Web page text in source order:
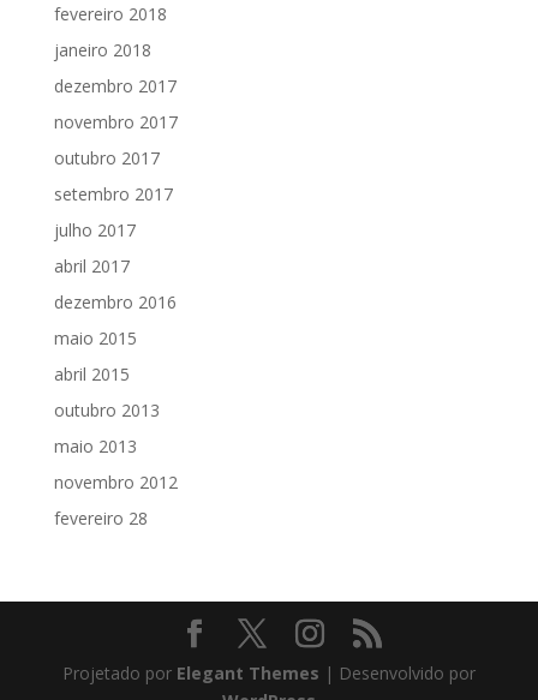
fevereiro 2018
janeiro 2018
dezembro 2017
novembro 2017
outubro 2017
setembro 2017
julho 2017
abril 2017
dezembro 2016
maio 2015
abril 2015
outubro 2013
maio 2013
novembro 2012
fevereiro 28
Projetado por Elegant Themes | Desenvolvido por